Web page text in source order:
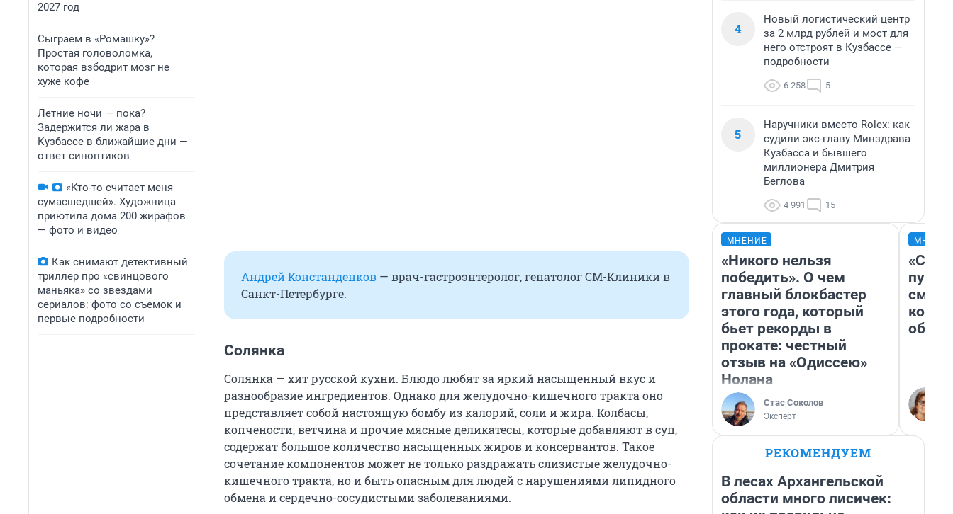
2027 год
Сыграем в «Ромашку»?
Простая головоломка,
которая взбодрит мозг не
хуже кофе
Летние ночи — пока?
Задержится ли жара в
Кузбассе в ближайшие дни —
ответ синоптиков
«Кто-то считает меня
сумасшедшей». Художница
приютила дома 200 жирафов
— фото и видео
Как снимают детективный
триллер про «свинцового
маньяка» со звездами
сериалов: фото со съемок и
первые подробности
Андрей Констанденков — врач-гастроэнтеролог, гепатолог СМ-Клиники в
Санкт-Петербурге.
Солянка
Солянка — хит русской кухни. Блюдо любят за яркий насыщенный вкус и
разнообразие ингредиентов. Однако для желудочно-кишечного тракта оно
представляет собой настоящую бомбу из калорий, соли и жира. Колбасы,
копчености, ветчина и прочие мясные деликатесы, которые добавляют в суп,
содержат большое количество насыщенных жиров и консервантов. Такое
сочетание компонентов может не только раздражать слизистые желудочно-
кишечного тракта, но и быть опасным для людей с нарушениями липидного
обмена и сердечно-сосудистыми заболеваниями.
4
Новый логистический центр
за 2 млрд рублей и мост для
него отстроят в Кузбассе —
подробности
6 258 5
5
Наручники вместо Rolex: как
судили экс-главу Минздрава
Кузбасса и бывшего
миллионера Дмитрия
Беглова
4 991 15
МНЕНИЕ
«Никого нельзя
победить». О чем
главный блокбастер
этого года, который
бьет рекорды в
прокате: честный
отзыв на «Одиссею»
Нолана
Стас Соколов
Эксперт
РЕКОМЕНДУЕМ
В лесах Архангельской
области много лисичек: